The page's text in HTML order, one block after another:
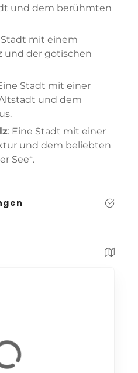
und dem berühmten
Stadt mit einem
und der gotischen
Stadt mit einer
und dem
: Eine Stadt mit einer
und dem beliebten
See“.